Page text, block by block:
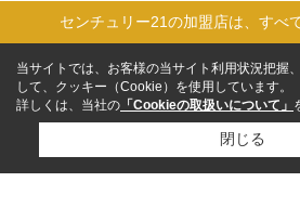
センチュリー21の加盟店は、すべ
当サイトでは、お客様の当サイト利用状況把握
して、クッキー（Cookie）を使用しています。
詳しくは、当社の 「Cookieの取扱いについて」
閉じる